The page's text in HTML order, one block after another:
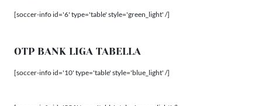
[soccer-info id='6' type='table' style='green_light' /]
OTP BANK LIGA TABELLA
[soccer-info id='10' type='table' style='blue_light' /]